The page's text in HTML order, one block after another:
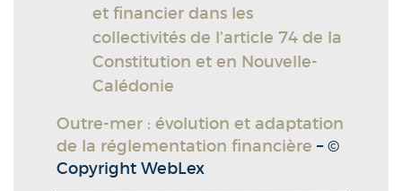
et financier dans les
collectivités de l’article 74 de la
Constitution et en Nouvelle-
Calédonie
Outre-mer : évolution et adaptation
de la réglementation financière – ©
Copyright WebLex